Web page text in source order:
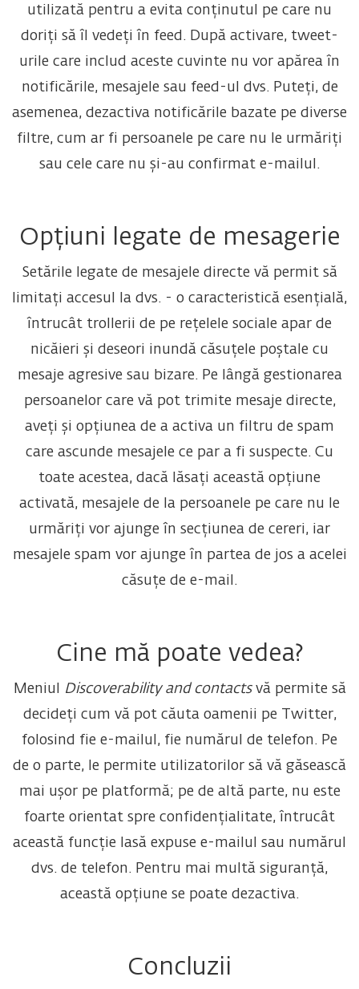
utilizată pentru a evita conținutul pe care nu
doriți să îl vedeți în feed. După activare, tweet-
urile care includ aceste cuvinte nu vor apărea în
notificările, mesajele sau feed-ul dvs. Puteți, de
asemenea, dezactiva notificările bazate pe diverse
filtre, cum ar fi persoanele pe care nu le urmăriți
sau cele care nu și-au confirmat e-mailul.
Opțiuni legate de mesagerie
Setările legate de mesajele directe vă permit să
limitați accesul la dvs. - o caracteristică esențială,
întrucât trollerii de pe rețelele sociale apar de
nicăieri și deseori inundă căsuțele poștale cu
mesaje agresive sau bizare. Pe lângă gestionarea
persoanelor care vă pot trimite mesaje directe,
aveți și opțiunea de a activa un filtru de spam
care ascunde mesajele ce par a fi suspecte. Cu
toate acestea, dacă lăsați această opțiune
activată, mesajele de la persoanele pe care nu le
urmăriți vor ajunge în secțiunea de cereri, iar
mesajele spam vor ajunge în partea de jos a acelei
căsuțe de e-mail.
Cine mă poate vedea?
Meniul Discoverability and contactsvă permite să
decideți cum vă pot căuta oamenii pe Twitter,
folosind fie e-mailul, fie numărul de telefon. Pe
de o parte, le permite utilizatorilor să vă găsească
mai ușor pe platformă; pe de altă parte, nu este
foarte orientat spre confidențialitate, întrucât
această funcție lasă expuse e-mailul sau numărul
dvs. de telefon. Pentru mai multă siguranță,
această opțiune se poate dezactiva.
Concluzii